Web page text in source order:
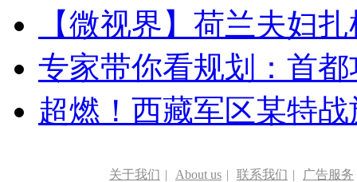
【微视界】荷兰夫妇
专家带你看规划：首
超燃！西藏军区某特
关于我们 | About us | 联系我们 | 广告服务